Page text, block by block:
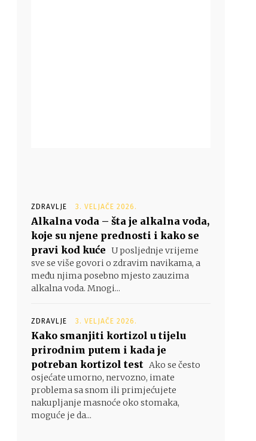
ZDRAVLJE 3. VELJAČE 2026.
Alkalna voda – šta je alkalna voda,
koje su njene prednosti i kako se
pravi kod kuće U posljednje vrijeme
sve se više govori o zdravim navikama, a
među njima posebno mjesto zauzima
alkalna voda. Mnogi...
ZDRAVLJE 3. VELJAČE 2026.
Kako smanjiti kortizol u tijelu
prirodnim putem i kada je
potreban kortizol test Ako se često
osjećate umorno, nervozno, imate
problema sa snom ili primjećujete
nakupljanje masnoće oko stomaka,
moguće je da...